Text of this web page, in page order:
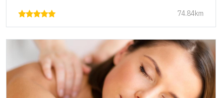
74.84km